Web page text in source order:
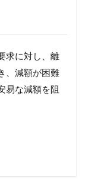
求に対し、離
、減額が困難
易な減額を阻